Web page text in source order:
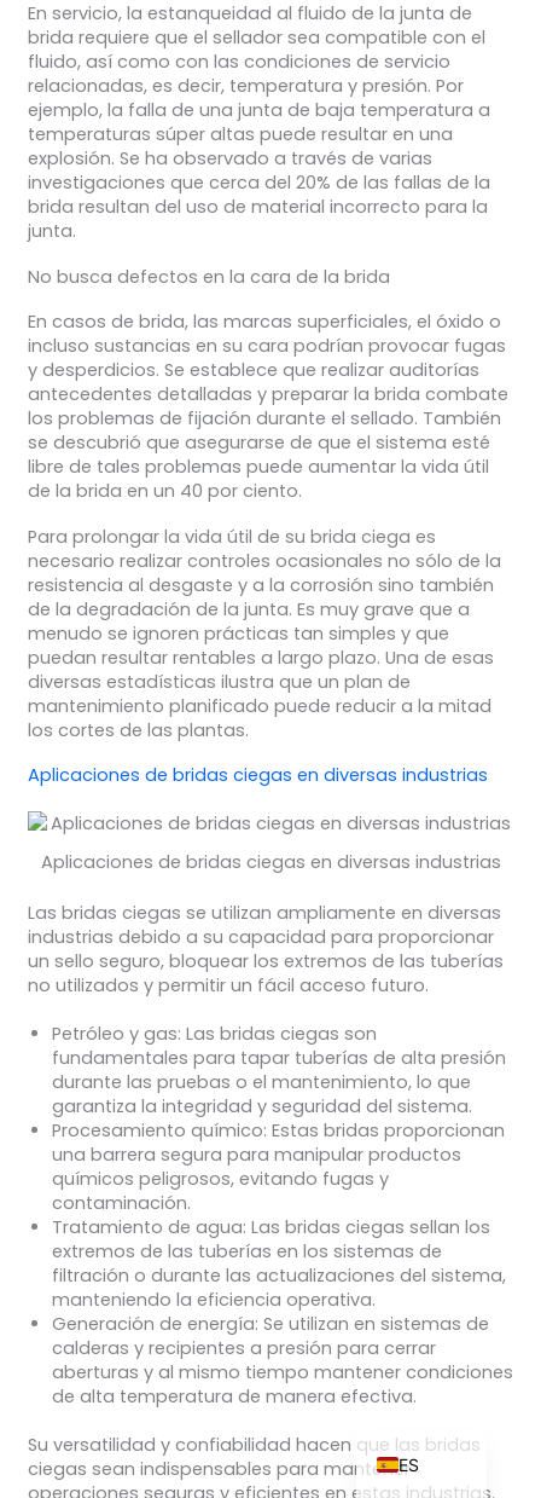
En servicio, la estanqueidad al fluido de la junta de
brida requiere que el sellador sea compatible con el
fluido, así como con las condiciones de servicio
relacionadas, es decir, temperatura y presión. Por
ejemplo, la falla de una junta de baja temperatura a
temperaturas súper altas puede resultar en una
explosión. Se ha observado a través de varias
investigaciones que cerca del 20% de las fallas de la
brida resultan del uso de material incorrecto para la
junta.
No busca defectos en la cara de la brida
En casos de brida, las marcas superficiales, el óxido o
incluso sustancias en su cara podrían provocar fugas
y desperdicios. Se establece que realizar auditorías
antecedentes detalladas y preparar la brida combate
los problemas de fijación durante el sellado. También
se descubrió que asegurarse de que el sistema esté
libre de tales problemas puede aumentar la vida útil
de la brida en un 40 por ciento.
Para prolongar la vida útil de su brida ciega es
necesario realizar controles ocasionales no sólo de la
resistencia al desgaste y a la corrosión sino también
de la degradación de la junta. Es muy grave que a
menudo se ignoren prácticas tan simples y que
puedan resultar rentables a largo plazo. Una de esas
diversas estadísticas ilustra que un plan de
mantenimiento planificado puede reducir a la mitad
los cortes de las plantas.
Aplicaciones de bridas ciegas en diversas industrias
Aplicaciones de bridas ciegas en diversas industrias
Las bridas ciegas se utilizan ampliamente en diversas
industrias debido a su capacidad para proporcionar
un sello seguro, bloquear los extremos de las tuberías
no utilizados y permitir un fácil acceso futuro.
Petróleo y gas: Las bridas ciegas son
fundamentales para tapar tuberías de alta presión
durante las pruebas o el mantenimiento, lo que
garantiza la integridad y seguridad del sistema.
Procesamiento químico: Estas bridas proporcionan
una barrera segura para manipular productos
químicos peligrosos, evitando fugas y
contaminación.
Tratamiento de agua: Las bridas ciegas sellan los
extremos de las tuberías en los sistemas de
filtración o durante las actualizaciones del sistema,
manteniendo la eficiencia operativa.
Generación de energía: Se utilizan en sistemas de
calderas y recipientes a presión para cerrar
aberturas y al mismo tiempo mantener condiciones
de alta temperatura de manera efectiva.
Su versatilidad y confiabilidad hacen que las bridas
ciegas sean indispensables para mantener
operaciones seguras y eficientes en estas industrias.
ES
DE
NL
IT
JA
PT
RU
ZH_TW